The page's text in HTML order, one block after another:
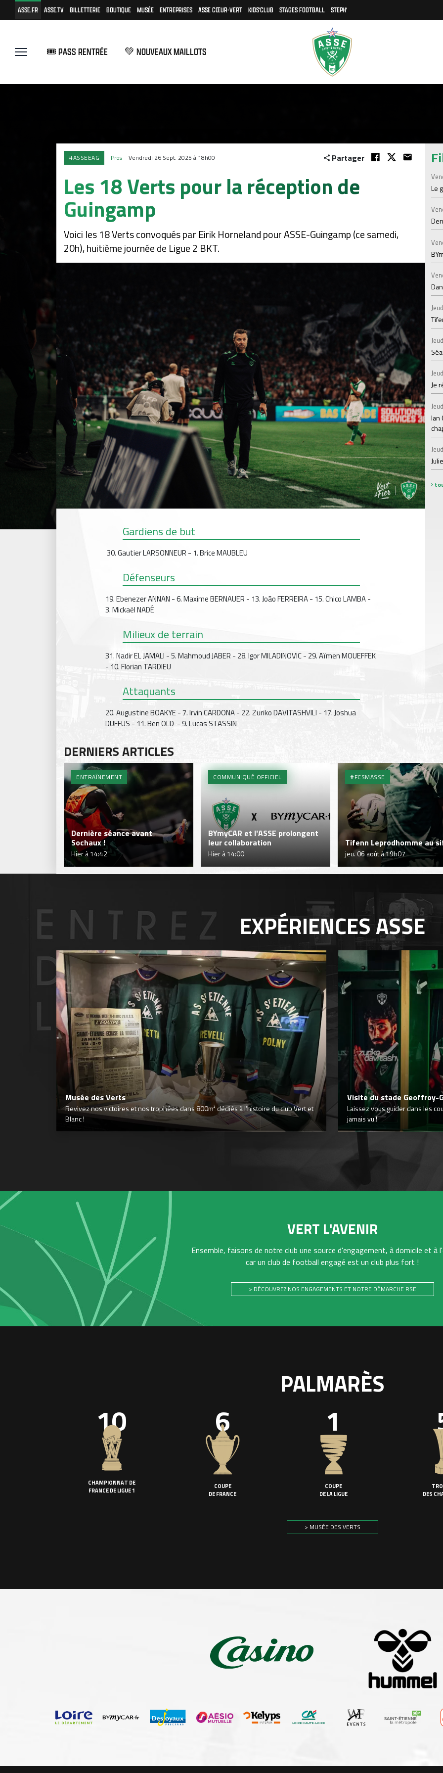
ASSE.FR ASSE.TV BILLETTERIE BOUTIQUE MUSÉE ENTREPRISES ASSE CŒUR-VERT KIDS'CLUB STAGES FOOTBALL STEPH'
🎟️ PASS RENTRÉE 💚 NOUVEAUX MAILLOTS
#ASSEEAG Pros Vendredi 26 Sept. 2025 à 18h00 Partager
Les 18 Verts pour la réception de
Guingamp
Voici les 18 Verts convoqués par Eirik Horneland pour ASSE-Guingamp (ce samedi,
20h), huitième journée de Ligue 2 BKT.
Gardiens de but
30. Gautier LARSONNEUR - 1. Brice MAUBLEU
Défenseurs
19. Ebenezer ANNAN - 6. Maxime BERNAUER - 13. João FERREIRA - 15. Chico LAMBA -
3. Mickaël NADÉ
Milieux de terrain
31. Nadir EL JAMALI - 5. Mahmoud JABER - 28. Igor MILADINOVIC - 29. Aïmen MOUEFFEK
- 10. Florian TARDIEU
Attaquants
20. Augustine BOAKYE - 7. Irvin CARDONA - 22. Zuriko DAVITASHVILI - 17. Joshua
DUFFUS - 11. Ben OLD - 9. Lucas STASSIN
Le
Je
Ian
DERNIERS ARTICLES
ENTRAÎNEMENT
Dernière séance avant
Sochaux !
Hier à 14:42
COMMUNIQUÉ OFFICIEL
BYmyCAR et l'ASSE prolongent
leur collaboration
Hier à 14:00
#FCSMASSE
Tifenn Leprodhomme au
jeu. 06 août à 19h07
EXPÉRIENCESASSE
Musée des Verts
Revivez nos victoires et nos trophées dans 800m² dédiés à l’histoire du club Vert et
Blanc !
Visite du stade Geoffroy-
Laissez vous guider dans les
jamais vu !
VERT L'AVENIR
Ensemble, faisons de notre club une source d'engagement, à domicile et à
car un club de football engagé est un club plus fort !
> DÉCOUVREZ NOS ENGAGEMENTS ET NOTRE DÉMARCHE RSE
PALMARÈS
10
CHAMPIONNAT DE
FRANCE DE LIGUE 1
6
COUPE
DE FRANCE
1
COUPE
DE LA LIGUE
DES
> MUSÉE DES VERTS